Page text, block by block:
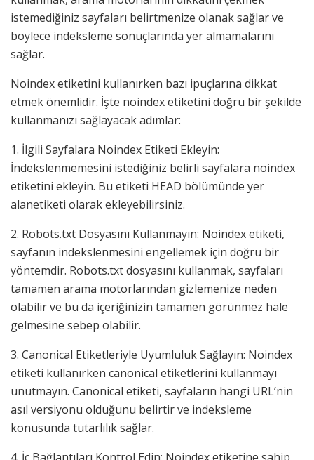
istemediğiniz sayfaları belirtmenize olanak sağlar ve
böylece indeksleme sonuçlarında yer almamalarını
sağlar.
Noindex etiketini kullanırken bazı ipuçlarına dikkat
etmek önemlidir. İşte noindex etiketini doğru bir şekilde
kullanmanızı sağlayacak adımlar:
1. İlgili Sayfalara Noindex Etiketi Ekleyin:
İndekslenmemesini istediğiniz belirli sayfalara noindex
etiketini ekleyin. Bu etiketi HEAD bölümünde yer
alanetiketi olarak ekleyebilirsiniz.
2. Robots.txt Dosyasını Kullanmayın: Noindex etiketi,
sayfanın indekslenmesini engellemek için doğru bir
yöntemdir. Robots.txt dosyasını kullanmak, sayfaları
tamamen arama motorlarından gizlemenize neden
olabilir ve bu da içeriğinizin tamamen görünmez hale
gelmesine sebep olabilir.
3. Canonical Etiketleriyle Uyumluluk Sağlayın: Noindex
etiketi kullanırken canonical etiketlerini kullanmayı
unutmayın. Canonical etiketi, sayfaların hangi URL’nin
asıl versiyonu olduğunu belirtir ve indeksleme
konusunda tutarlılık sağlar.